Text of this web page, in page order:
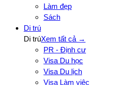
Làm đẹp
Sách
Di trú
Di trúXem tất cả →
PR - Định cư
Visa Du học
Visa Du lịch
Visa Làm việc